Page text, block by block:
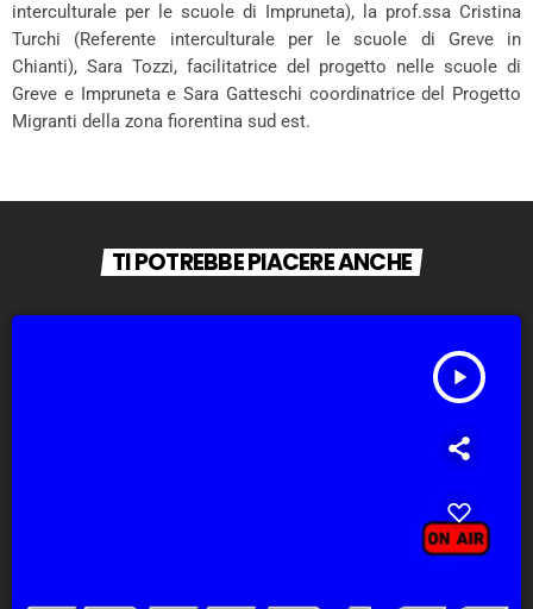
interculturale per le scuole di Impruneta), la prof.ssa Cristina
Turchi (Referente interculturale per le scuole di Greve in
Chianti), Sara Tozzi, facilitatrice del progetto nelle scuole di
Greve e Impruneta e Sara Gatteschi coordinatrice del Progetto
Migranti della zona fiorentina sud est.
TI POTREBBE PIACERE ANCHE
play_arrow